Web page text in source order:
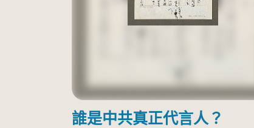
誰是中共真正代言人？